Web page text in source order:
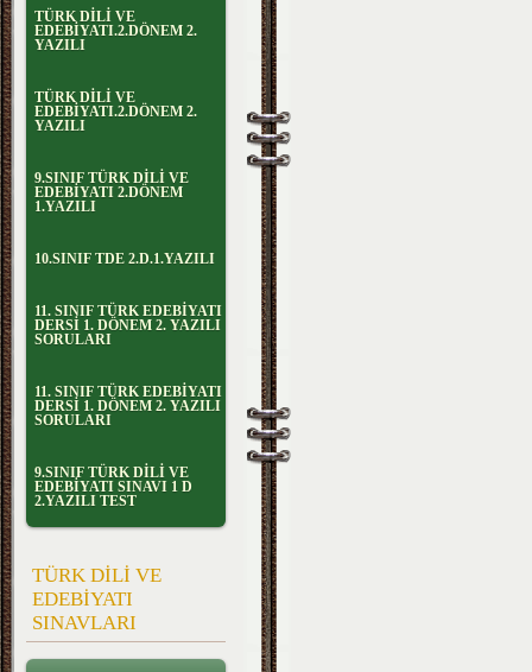
TÜRK DİLİ VE
EDEBİYATI.2.DÖNEM 2.
YAZILI
TÜRK DİLİ VE
EDEBİYATI.2.DÖNEM 2.
YAZILI
9.SINIF TÜRK DİLİ VE
EDEBİYATI 2.DÖNEM
1.YAZILI
10.SINIF TDE 2.D.1.YAZILI
11. SINIF TÜRK EDEBİYATI
DERSİ 1. DÖNEM 2. YAZILI
SORULARI
11. SINIF TÜRK EDEBİYATI
DERSİ 1. DÖNEM 2. YAZILI
SORULARI
9.SINIF TÜRK DİLİ VE
EDEBİYATI SINAVI 1 D
2.YAZILI TEST
TÜRK DİLİ VE
EDEBİYATI
SINAVLARI